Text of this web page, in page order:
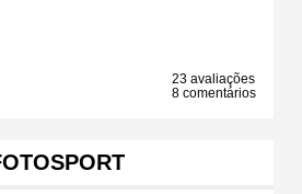
23 avaliações
8 comentários